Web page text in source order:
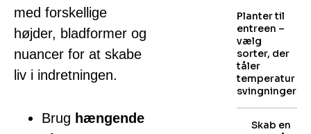
med forskellige
højder, bladformer og
nuancer for at skabe
liv i indretningen.
Brug hængende
Planter til
entreen –
vælg
sorter, der
tåler
temperatur
svingninger
Skab en